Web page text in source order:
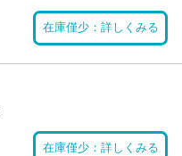
在庫僅少：詳しくみる
在庫僅少：詳しくみる